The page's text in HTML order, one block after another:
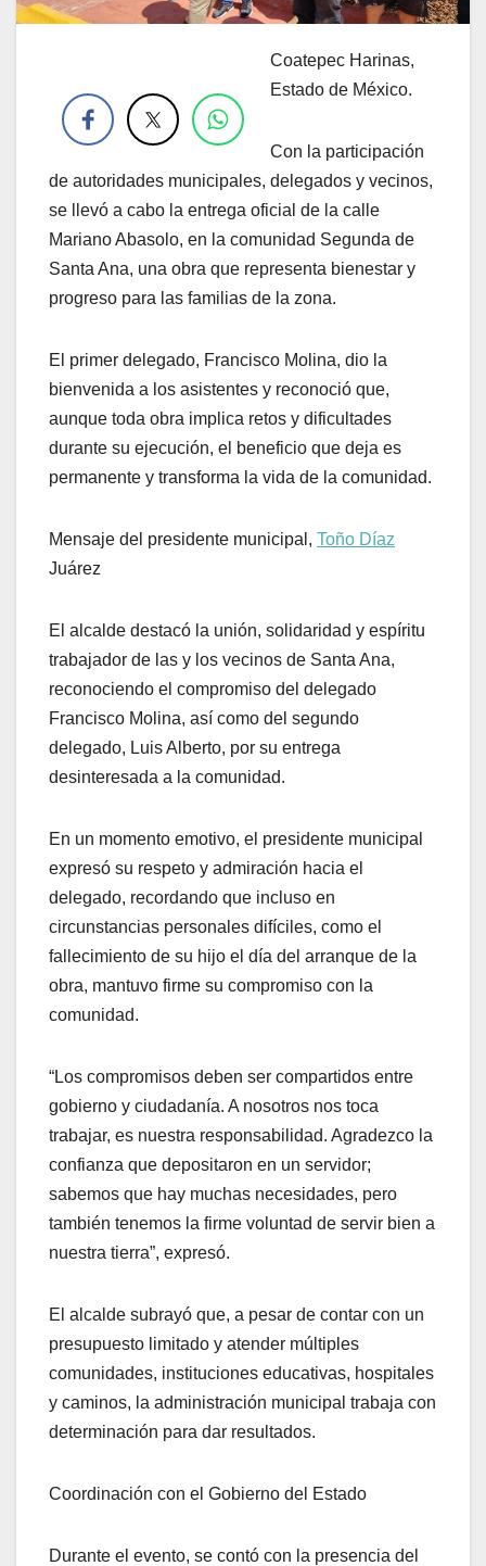
Coatepec Harinas,
Estado de México.
Con la participación
de autoridades municipales, delegados y vecinos,
se llevó a cabo la entrega oficial de la calle
Mariano Abasolo, en la comunidad Segunda de
Santa Ana, una obra que representa bienestar y
progreso para las familias de la zona.
El primer delegado, Francisco Molina, dio la
bienvenida a los asistentes y reconoció que,
aunque toda obra implica retos y dificultades
durante su ejecución, el beneficio que deja es
permanente y transforma la vida de la comunidad.
Mensaje del presidente municipal, Toño Díaz
Juárez
El alcalde destacó la unión, solidaridad y espíritu
trabajador de las y los vecinos de Santa Ana,
reconociendo el compromiso del delegado
Francisco Molina, así como del segundo
delegado, Luis Alberto, por su entrega
desinteresada a la comunidad.
En un momento emotivo, el presidente municipal
expresó su respeto y admiración hacia el
delegado, recordando que incluso en
circunstancias personales difíciles, como el
fallecimiento de su hijo el día del arranque de la
obra, mantuvo firme su compromiso con la
comunidad.
“Los compromisos deben ser compartidos entre
gobierno y ciudadanía. A nosotros nos toca
trabajar, es nuestra responsabilidad. Agradezco la
confianza que depositaron en un servidor;
sabemos que hay muchas necesidades, pero
también tenemos la firme voluntad de servir bien a
nuestra tierra”, expresó.
El alcalde subrayó que, a pesar de contar con un
presupuesto limitado y atender múltiples
comunidades, instituciones educativas, hospitales
y caminos, la administración municipal trabaja con
determinación para dar resultados.
Coordinación con el Gobierno del Estado
Durante el evento, se contó con la presencia del